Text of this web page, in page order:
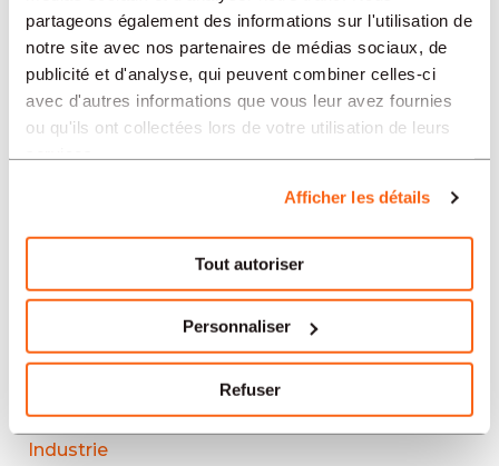
partageons également des informations sur l'utilisation de
notre site avec nos partenaires de médias sociaux, de
publicité et d'analyse, qui peuvent combiner celles-ci
avec d'autres informations que vous leur avez fournies
ou qu'ils ont collectées lors de votre utilisation de leurs
Afficher les détails
Tout autoriser
Personnaliser
Refuser
Soleure
Yverdon-les-Bains
Aarau
Nos offres d’emploi en Suisse
par secteur
Administration et secrétariat
Horlogerie
Industrie